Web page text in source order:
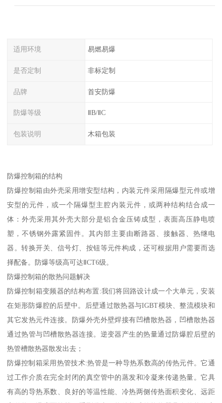
适用环境 易燃易爆
是否定制 非标定制
品牌 首安防爆
防爆等级 ⅡB/ⅡC
包装说明 木箱包装
防爆控制箱的结构
防爆控制箱由外壳采用增安型结构，内装元件采用隔爆型元件或增
安型的元件，或一个隔爆型主腔内装元件，或两种结构结合成一
体：外壳采用其外壳大部分是铝合金压铸成型，表面高压静电喷
塑，不锈钢外露紧固件。其内部主要由断路器、接触器、热继电
器。转换开关、信号灯、按钮等元件构成，还可根据用户需要而选
择配备。防爆等级高可达ⅡCT6级。
防爆控制箱的散热问题解决
防爆控制箱变频器的结构布置:我们将回路设计成一个大单元，安装
在矩形防爆腔的后壁中。后壁通过散热器与IGBT模块、整流模块和
其它发热元件连接。防爆外壳外壁焊接有凹槽散热器，凹槽散热器
通过热管与凹槽散热器连接。逆变器产生的热量通过防爆腔后壁的
热管槽散热器散发出去；
防爆控制箱采用热管技术:热管是一种导热系数高的传热元件。它通
过工作介质在完全封闭的真空管中的蒸发和冷凝来传递热量。它具
有高的导热系数、良好的等温性能、冷热两侧传热面积变化、远距